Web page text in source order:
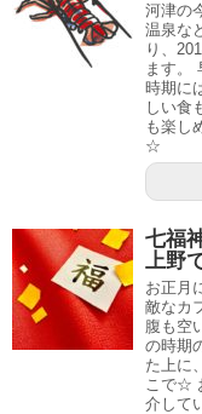
河津の
温泉な
り、
ます。
時期に
しい食
も楽し
☆
七福
上野
お正月
敵なカ
腹も空
の時期
た上に
こで☆
介して